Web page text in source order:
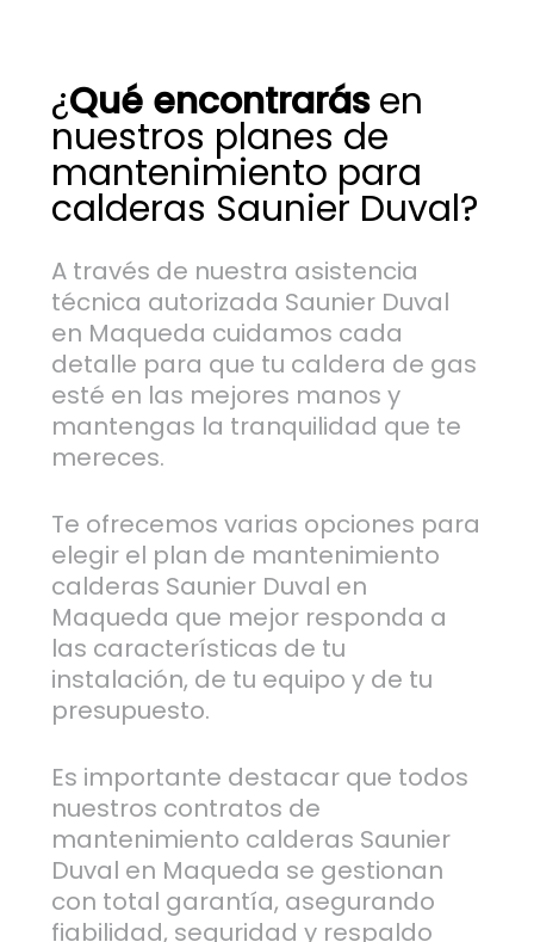
¿Qué encontrarásen
nuestros planes de
mantenimiento para
calderas Saunier Duval?
A través de nuestra asistencia
técnica autorizada Saunier Duval
en Maqueda cuidamos cada
detalle para que tu caldera de gas
esté en las mejores manos y
mantengas la tranquilidad que te
mereces.
Te ofrecemos varias opciones para
elegir el plan de mantenimiento
calderas Saunier Duval en
Maqueda que mejor responda a
las características de tu
instalación, de tu equipo y de tu
presupuesto.
Es importante destacar que todos
nuestros contratos de
mantenimiento calderas Saunier
Duval en Maqueda se gestionan
con total garantía, asegurando
fiabilidad, seguridad y respaldo